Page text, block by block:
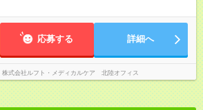
応募する 詳細へ
株式会社ルフト・メディカルケア 北陸オフィス